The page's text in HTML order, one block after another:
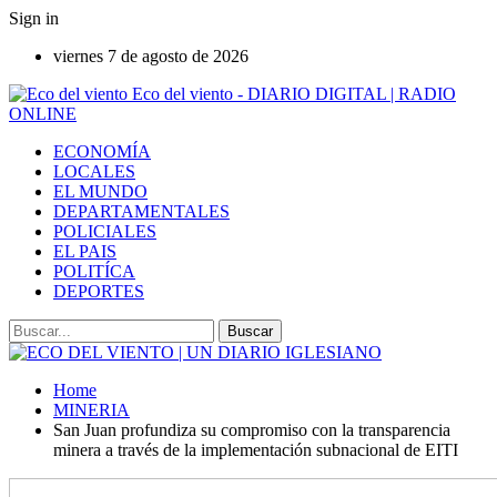
Sign in
viernes 7 de agosto de 2026
Eco del viento - DIARIO DIGITAL | RADIO
ONLINE
ECONOMÍA
LOCALES
EL MUNDO
DEPARTAMENTALES
POLICIALES
EL PAIS
POLITÍCA
DEPORTES
Home
MINERIA
San Juan profundiza su compromiso con la transparencia
minera a través de la implementación subnacional de EITI